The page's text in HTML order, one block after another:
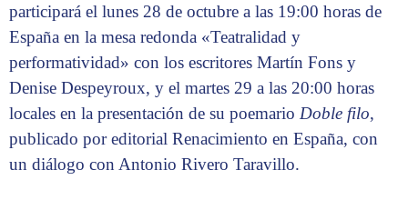
participará el lunes 28 de octubre a las 19:00 horas de
España en la mesa redonda «Teatralidad y
performatividad» con los escritores Martín Fons y
Denise Despeyroux, y el martes 29 a las 20:00 horas
locales en la presentación de su poemario Doble filo,
publicado por editorial Renacimiento en España, con
un diálogo con Antonio Rivero Taravillo.